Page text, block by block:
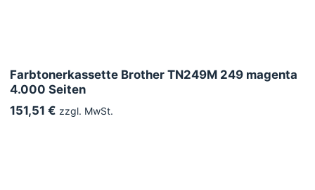
Farbtonerkassette Brother TN249M 249 magenta
4.000 Seiten
151,51 € zzgl. MwSt.